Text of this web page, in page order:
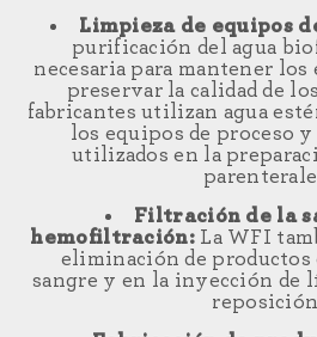
Limpieza de equipos
purificación del agua
necesaria para mantener
preservar la calidad de
fabricantes utilizan agua
los equipos de proceso
utilizados en la
Filtración de la
hemofiltración: La WFI
eliminación de productos
sangre y en la inyección de